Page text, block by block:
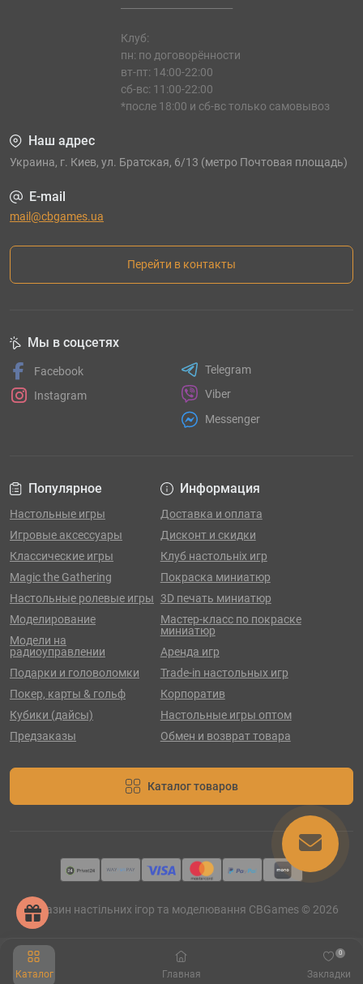
Каталог Главная Закладки
0
Клуб:
пн: по договорённости
вт-пт: 14:00-22:00
сб-вс: 11:00-22:00
*после 18:00 и сб-вс только самовывоз
Наш адрес
Украина, г. Киев, ул. Братская, 6/13 (метро Почтовая площадь)
E-mail
mail@cbgames.ua
Перейти в контакты
Популярное
Настольные игры
Игровые аксессуары
Классические игры
Magic the Gathering
Настольные ролевые игры
Моделирование
Модели на
радиоуправлении
Подарки и головоломки
Покер, карты & гольф
Кубики (дайсы)
Предзаказы
Информация
Доставка и оплата
Дисконт и скидки
Клуб настольніх игр
Покраска миниатюр
3D печать миниатюр
Мастер-класс по покраске
миниатюр
Аренда игр
Trade-in настольных игр
Корпоратив
Настольные игры оптом
Обмен и возврат товара
Каталог товаров
Мы в соцсетях
Facebook
Instagram
Telegram
Viber
Messenger
Магазин настільних ігор та моделювання CBGames © 2026